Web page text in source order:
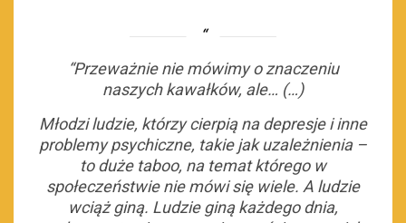
“Przeważnie nie mówimy o znaczeniu
naszych kawałków, ale… (…)
Młodzi ludzie, którzy cierpią na depresje i inne
problemy psychiczne, takie jak uzależnienia –
to duże taboo, na temat którego w
społeczeństwie nie mówi się wiele. A ludzie
wciąż giną. Ludzie giną każdego dnia,